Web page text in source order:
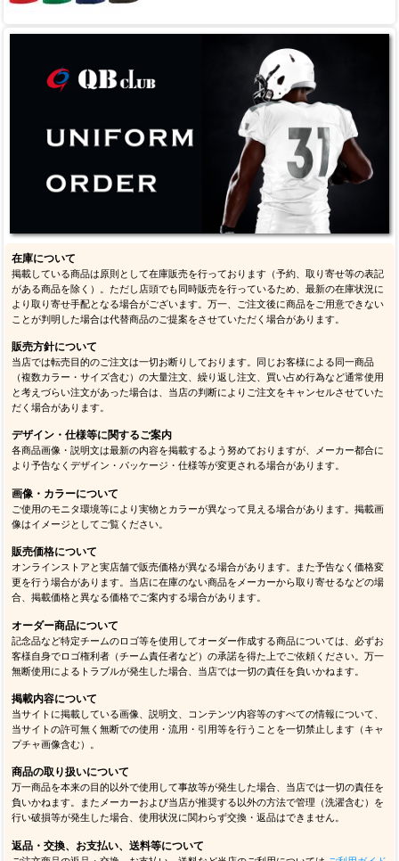
在庫について
掲載している商品は原則として在庫販売を行っております（予約、取り寄せ等の表記
がある商品を除く）。ただし店頭でも同時販売を行っているため、最新の在庫状況に
より取り寄せ手配となる場合がございます。万一、ご注文後に商品をご用意できない
ことが判明した場合は代替商品のご提案をさせていただく場合があります。
販売方針について
当店では転売目的のご注文は一切お断りしております。同じお客様による同一商品
（複数カラー・サイズ含む）の大量注文、繰り返し注文、買い占め行為など通常使用
と考えづらい注文があった場合は、当店の判断によりご注文をキャンセルさせていた
だく場合があります。
デザイン・仕様等に関するご案内
各商品画像・説明文は最新の内容を掲載するよう努めておりますが、メーカー都合に
より予告なくデザイン・パッケージ・仕様等が変更される場合があります。
画像・カラーについて
ご使用のモニタ環境等により実物とカラーが異なって見える場合があります。掲載画
像はイメージとしてご覧ください。
販売価格について
オンラインストアと実店舗で販売価格が異なる場合があります。また予告なく価格変
更を行う場合があります。当店に在庫のない商品をメーカーから取り寄せるなどの場
合、掲載価格と異なる価格でご案内する場合があります。
オーダー商品について
記念品など特定チームのロゴ等を使用してオーダー作成する商品については、必ずお
客様自身でロゴ権利者（チーム責任者など）の承諾を得た上でご依頼ください。万一
無断使用によるトラブルが発生した場合、当店では一切の責任を負いかねます。
掲載内容について
当サイトに掲載している画像、説明文、コンテンツ内容等のすべての情報について、
当サイトの許可無く無断での使用・流用・引用等を行うことを一切禁止します（キャ
プチャ画像含む）。
商品の取り扱いについて
万一商品を本来の目的以外で使用して事故等が発生した場合、当店では一切の責任を
負いかねます。またメーカーおよび当店が推奨する以外の方法で管理（洗濯含む）を
行い破損等が発生した場合、使用状況に関わらず交換・返品はできません。
返品・交換、お支払い、送料等について